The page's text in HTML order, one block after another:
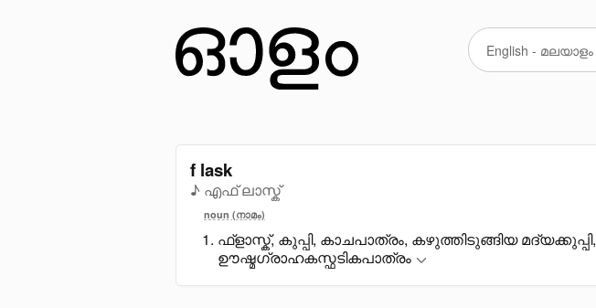
f lask
♪ എഫ് ലാസ്ക്
noun (നാമം)
ഫ്ളാസ്ക്, കുപ്പി, കാചപാത്രം, കഴുത്തിടുങ്ങിയ മദ്യക്കുപ്പി,
ഊഷ്മഗ്രാഹകസ്ഫടികപാത്രം